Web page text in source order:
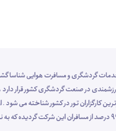
کارگزاران تور در کشور شناخته می